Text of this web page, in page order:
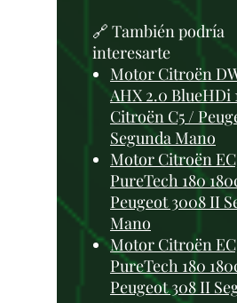
🔗 También podría
interesarte
Motor Citroën
AHX 2.0 BlueHDi
Citroën C5 /
Segunda Mano
Motor Citroën
PureTech 180
Peugeot 3008 II
Mano
Motor Citroën
PureTech 180
Peugeot 308 II